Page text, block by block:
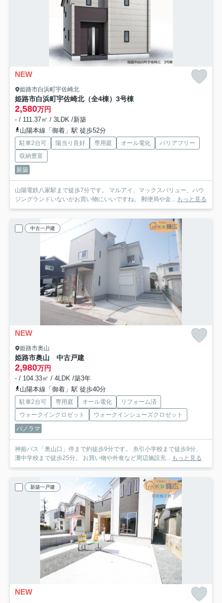
NEW
姫路市白浜町宇佐崎北
姫路市白浜町宇佐崎北（全4棟）3号棟
2,580万円
- / 111.37㎡ / 3LDK /新築
山陽本線「御着」駅 徒歩52分
駐車2台可 陽当り良好 専用庭 オール電化
バリアフリー
収納豊富
新築
山陽電鉄八家駅まで徒歩7分です。 マルアイ、マックスバリュー、ハウ
ジングランドいないがお買い物にいいですね。 郵便局や金... もっと見る
中古一戸建
NEW
姫路市奥山
姫路市奥山 中古戸建
2,980万円
- / 104.33㎡ / 4LDK /築3年
山陽本線「御着」駅 徒歩40分
駐車2台可 専用庭 オール電化
リフォーム済
ウォークインクロゼット
ウォークインシューズクロゼット
パノラマ
神姫バス「奥山口」停まで約徒歩9分です。 糸引小学校まで徒歩9分、
灘中学校まで徒歩25分。 お買い物や外食など周辺施設充... もっと見る
新築一戸建
NEW